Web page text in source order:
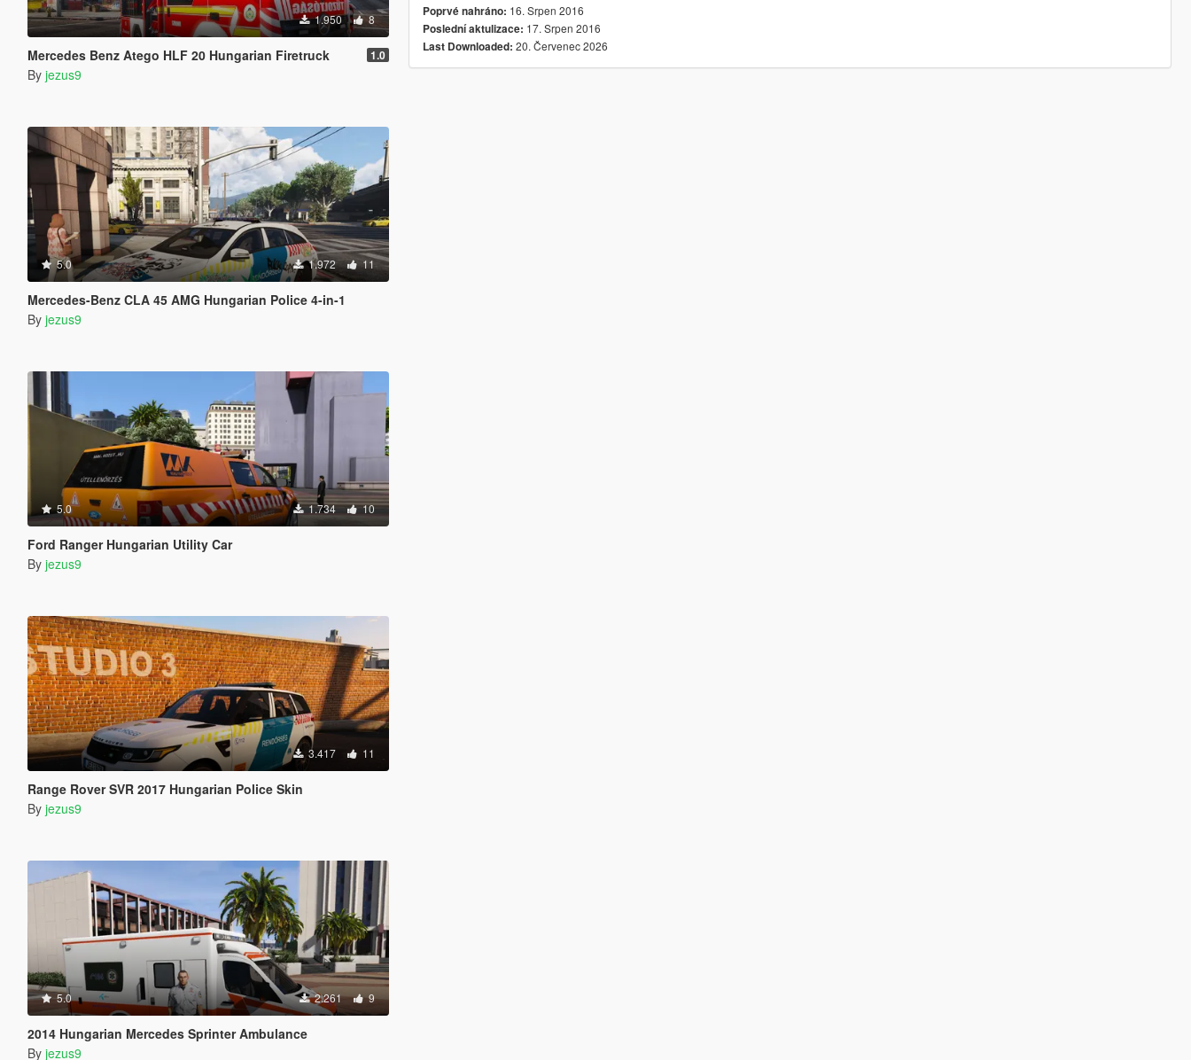
1.950 8
Mercedes Benz Atego HLF 20 Hungarian Firetruck 1.0
By jezus9
5.0 1.972 11
Mercedes-Benz CLA 45 AMG Hungarian Police 4-in-1
By jezus9
5.0 1.734 10
Ford Ranger Hungarian Utility Car
By jezus9
3.417 11
Range Rover SVR 2017 Hungarian Police Skin
By jezus9
5.0 2.261 9
2014 Hungarian Mercedes Sprinter Ambulance
By jezus9
Poprvé nahráno: 16. Srpen 2016
Poslední aktulizace: 17. Srpen 2016
Last Downloaded: 20. Červenec 2026